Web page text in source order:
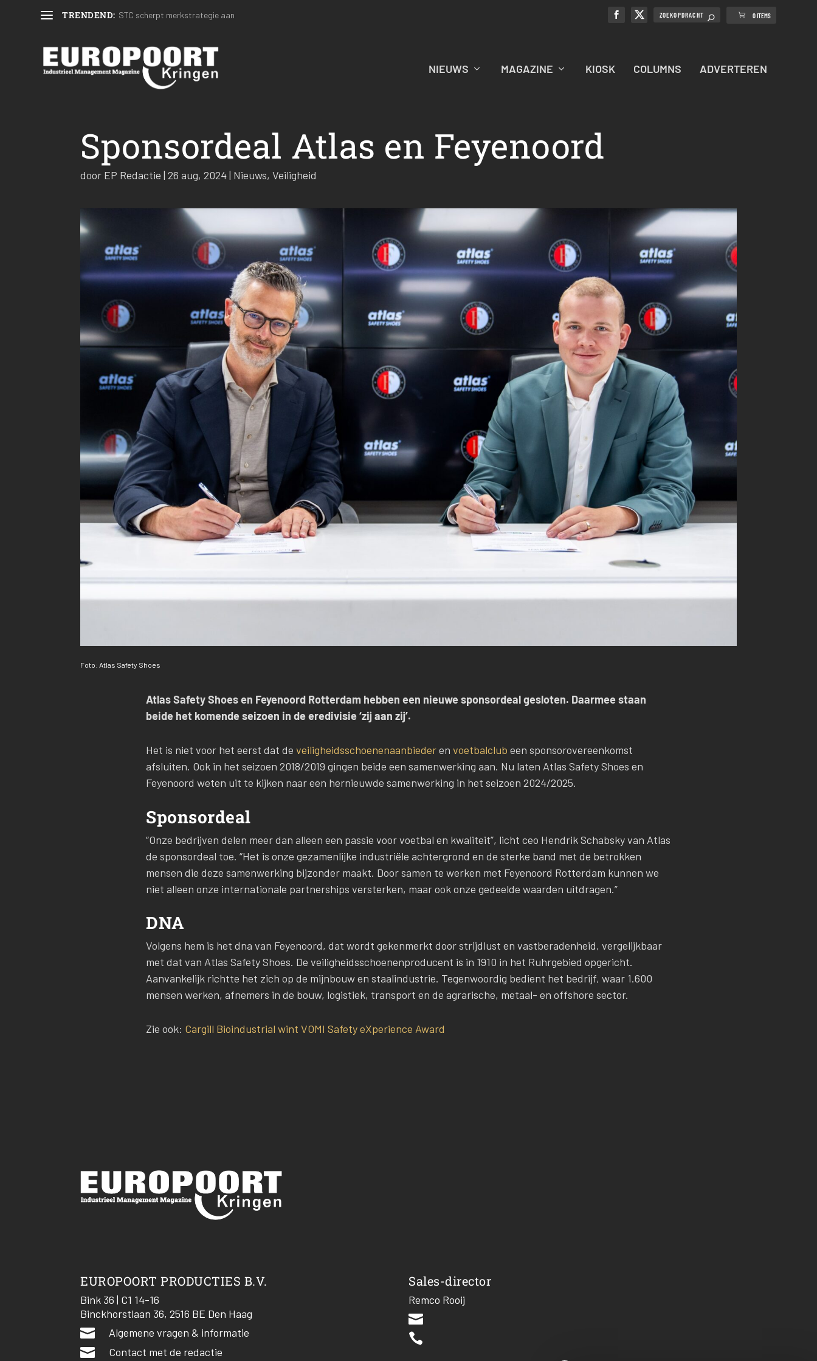
TRENDEND: STC scherpt merkstrategie aan 0 ITEMS
NIEUWS MAGAZINE KIOSK COLUMNS ADVERTEREN
Sponsordeal Atlas en Feyenoord
door EP Redactie | 26 aug, 2024| Nieuws, Veiligheid
Foto: Atlas Safety Shoes
Atlas Safety Shoes en Feyenoord Rotterdam hebben een nieuwe sponsordeal gesloten. Daarmee staan
beide het komende seizoen in de eredivisie ‘zij aan zij’.
Het is niet voor het eerst dat de veiligheidsschoenenaanbiederen voetbalclub een sponsorovereenkomst
afsluiten. Ook in het seizoen 2018/2019 gingen beide een samenwerking aan. Nu laten Atlas Safety Shoes en
Feyenoord weten uit te kijken naar een hernieuwde samenwerking in het seizoen 2024/2025.
Sponsordeal
“Onze bedrijven delen meer dan alleen een passie voor voetbal en kwaliteit”, licht ceo Hendrik Schabsky van Atlas
de sponsordeal toe. “Het is onze gezamenlijke industriële achtergrond en de sterke band met de betrokken
mensen die deze samenwerking bijzonder maakt. Door samen te werken met Feyenoord Rotterdam kunnen we
niet alleen onze internationale partnerships versterken, maar ook onze gedeelde waarden uitdragen.”
DNA
Volgens hem is het dna van Feyenoord, dat wordt gekenmerkt door strijdlust en vastberadenheid, vergelijkbaar
met dat van Atlas Safety Shoes. De veiligheidsschoenenproducent is in 1910 in het Ruhrgebied opgericht.
Aanvankelijk richtte het zich op de mijnbouw en staalindustrie. Tegenwoordig bedient het bedrijf, waar 1.600
mensen werken, afnemers in de bouw, logistiek, transport en de agrarische, metaal- en offshore sector.
Zie ook: Cargill Bioindustrial wint VOMI Safety eXperience Award
EUROPOORT PRODUCTIES B.V.
Bink 36 | C1 14-16
Binckhorstlaan 36, 2516 BE Den Haag
 Algemene vragen & informatie
 Contact met de redactie
Sales-director
Remco Rooij

